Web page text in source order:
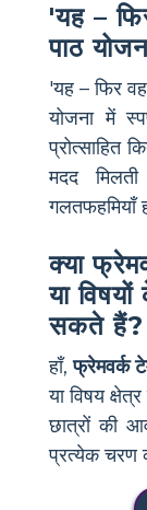
'यह –
पाठ
'यह – फिर
योजना में
प्रोत्साहित
मदद
गलतफहमियाँ
क्या
या
सकते हैं?
हाँ,फ्रेमवर्क
या विषय
छात्रों की
प्रत्येक चरण